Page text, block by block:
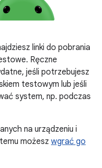
linki do pobrania
Ręczne
jeśli potrzebujesz
testowym lub jeśli
system, np. podczas
na urządzeniu i
możesz wgrać go